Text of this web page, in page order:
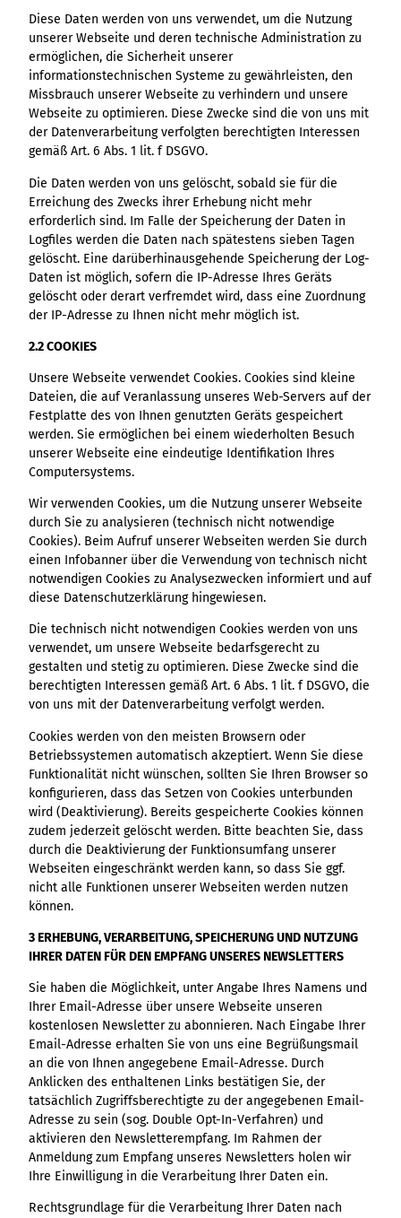
Diese Daten werden von uns verwendet, um die Nutzung
unserer Webseite und deren technische Administration zu
ermöglichen, die Sicherheit unserer
informationstechnischen Systeme zu gewährleisten, den
Missbrauch unserer Webseite zu verhindern und unsere
Webseite zu optimieren. Diese Zwecke sind die von uns mit
der Datenverarbeitung verfolgten berechtigten Interessen
gemäß Art. 6 Abs. 1 lit. f DSGVO.
Die Daten werden von uns gelöscht, sobald sie für die
Erreichung des Zwecks ihrer Erhebung nicht mehr
erforderlich sind. Im Falle der Speicherung der Daten in
Logfiles werden die Daten nach spätestens sieben Tagen
gelöscht. Eine darüberhinausgehende Speicherung der Log-
Daten ist möglich, sofern die IP-Adresse Ihres Geräts
gelöscht oder derart verfremdet wird, dass eine Zuordnung
der IP-Adresse zu Ihnen nicht mehr möglich ist.
2.2 COOKIES
Unsere Webseite verwendet Cookies. Cookies sind kleine
Dateien, die auf Veranlassung unseres Web-Servers auf der
Festplatte des von Ihnen genutzten Geräts gespeichert
werden. Sie ermöglichen bei einem wiederholten Besuch
unserer Webseite eine eindeutige Identifikation Ihres
Computersystems.
Wir verwenden Cookies, um die Nutzung unserer Webseite
durch Sie zu analysieren (technisch nicht notwendige
Cookies). Beim Aufruf unserer Webseiten werden Sie durch
einen Infobanner über die Verwendung von technisch nicht
notwendigen Cookies zu Analysezwecken informiert und auf
diese Datenschutzerklärung hingewiesen.
Die technisch nicht notwendigen Cookies werden von uns
verwendet, um unsere Webseite bedarfsgerecht zu
gestalten und stetig zu optimieren. Diese Zwecke sind die
berechtigten Interessen gemäß Art. 6 Abs. 1 lit. f DSGVO, die
von uns mit der Datenverarbeitung verfolgt werden.
Cookies werden von den meisten Browsern oder
Betriebssystemen automatisch akzeptiert. Wenn Sie diese
Funktionalität nicht wünschen, sollten Sie Ihren Browser so
konfigurieren, dass das Setzen von Cookies unterbunden
wird (Deaktivierung). Bereits gespeicherte Cookies können
zudem jederzeit gelöscht werden. Bitte beachten Sie, dass
durch die Deaktivierung der Funktionsumfang unserer
Webseiten eingeschränkt werden kann, so dass Sie ggf.
nicht alle Funktionen unserer Webseiten werden nutzen
können.
3 ERHEBUNG, VERARBEITUNG, SPEICHERUNG UND NUTZUNG
IHRER DATEN FÜR DEN EMPFANG UNSERES NEWSLETTERS
Sie haben die Möglichkeit, unter Angabe Ihres Namens und
Ihrer Email-Adresse über unsere Webseite unseren
kostenlosen Newsletter zu abonnieren. Nach Eingabe Ihrer
Email-Adresse erhalten Sie von uns eine Begrüßungsmail
an die von Ihnen angegebene Email-Adresse. Durch
Anklicken des enthaltenen Links bestätigen Sie, der
tatsächlich Zugriffsberechtigte zu der angegebenen Email-
Adresse zu sein (sog. Double Opt-In-Verfahren) und
aktivieren den Newsletterempfang. Im Rahmen der
Anmeldung zum Empfang unseres Newsletters holen wir
Ihre Einwilligung in die Verarbeitung Ihrer Daten ein.
Rechtsgrundlage für die Verarbeitung Ihrer Daten nach